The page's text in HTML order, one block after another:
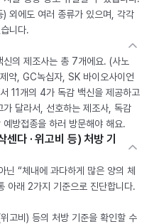
) 외에도 여러 종류가 있으며, 각각
니다.
신의 제조사는 총 7개에요. (사노
약, GC녹십자, SK 바이오사이언
11개의 4가 독감 백신을 제공하고
달라서, 선호하는 제조사, 독감
방접종을 하러 방문해야 해요.
다 · 위고비 등) 처방 기
닌 “체내에 과다하게 많은 양의 체
아래 2가지 기준으로 진단합니다.
고비) 등의 처방 기준을 확인할 수